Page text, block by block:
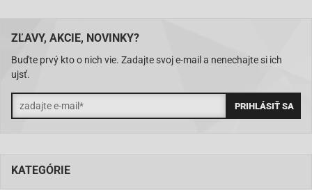
ZĽAVY, AKCIE, NOVINKY?
Buďte prvý kto o nich vie. Zadajte svoj e-mail a nenechajte si ich
ujsť.
KATEGÓRIE